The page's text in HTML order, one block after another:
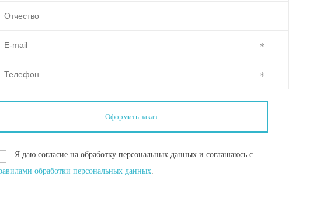
Я даю согласие на обработку персональных данных и соглашаюсь с
обработки персональных данных.